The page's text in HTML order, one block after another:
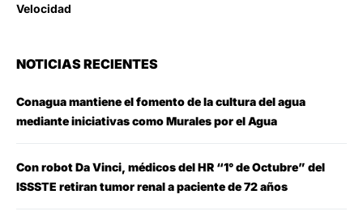
Velocidad
NOTICIAS RECIENTES
Conagua mantiene el fomento de la cultura del agua
mediante iniciativas como Murales por el Agua
Con robot Da Vinci, médicos del HR “1° de Octubre” del
ISSSTE retiran tumor renal a paciente de 72 años